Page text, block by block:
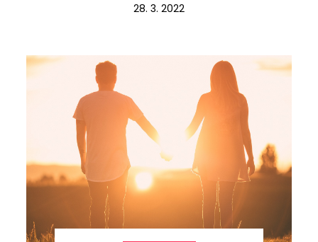
28. 3. 2022